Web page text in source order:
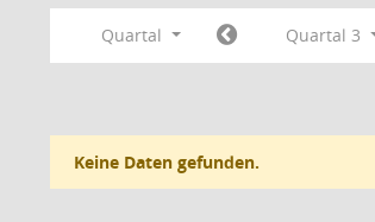
Quartal Quartal 3
Keine Daten gefunden.